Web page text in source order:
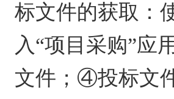
标文件的获取：
入“项目采购”应
文件；④投标文